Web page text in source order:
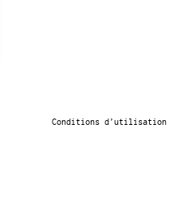
Conditions d’utilisation